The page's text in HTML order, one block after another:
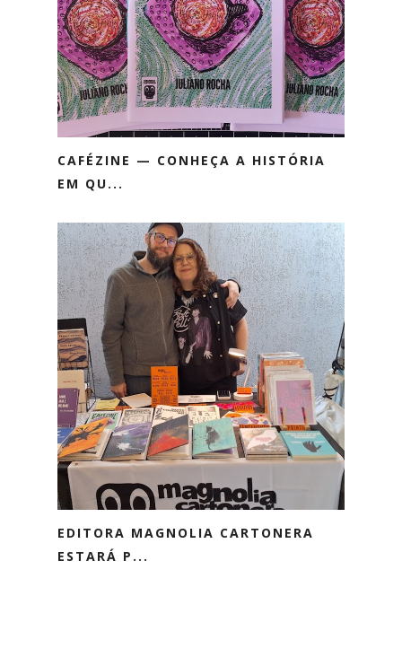
CAFÉZINE — CONHEÇA A HISTÓRIA
EM QU...
EDITORA MAGNOLIA CARTONERA
ESTARÁ P...